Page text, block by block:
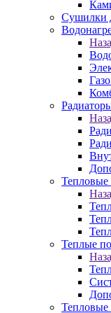
Сушилки
Тепловые
Теплые
Тепловые